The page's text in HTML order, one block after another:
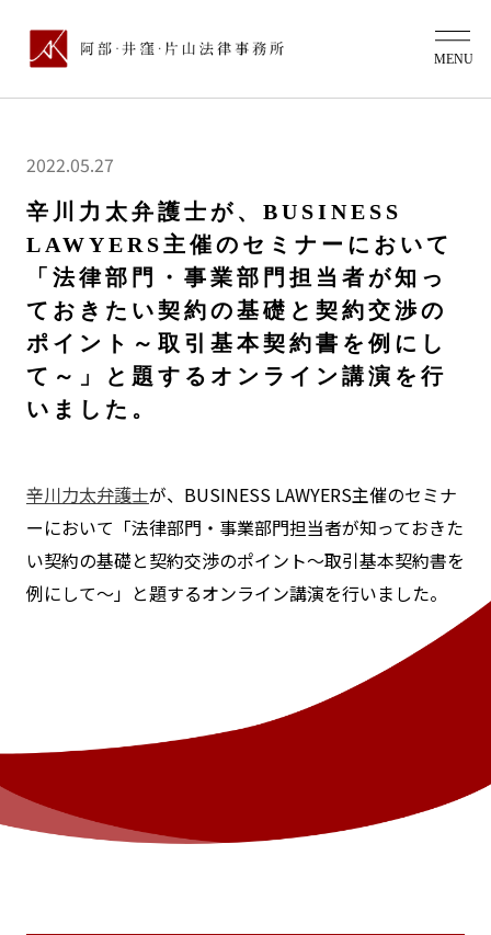
2022.05.27
辛川力太弁護士が、BUSINESS
LAWYERS主催のセミナーにおいて
「法律部門・事業部門担当者が知っ
ておきたい契約の基礎と契約交渉の
ポイント～取引基本契約書を例にし
て～」と題するオンライン講演を行
いました。
辛川力太弁護士が、BUSINESS LAWYERS主催のセミナ
ーにおいて「法律部門・事業部門担当者が知っておきた
い契約の基礎と契約交渉のポイント～取引基本契約書を
例にして～」と題するオンライン講演を行いました。